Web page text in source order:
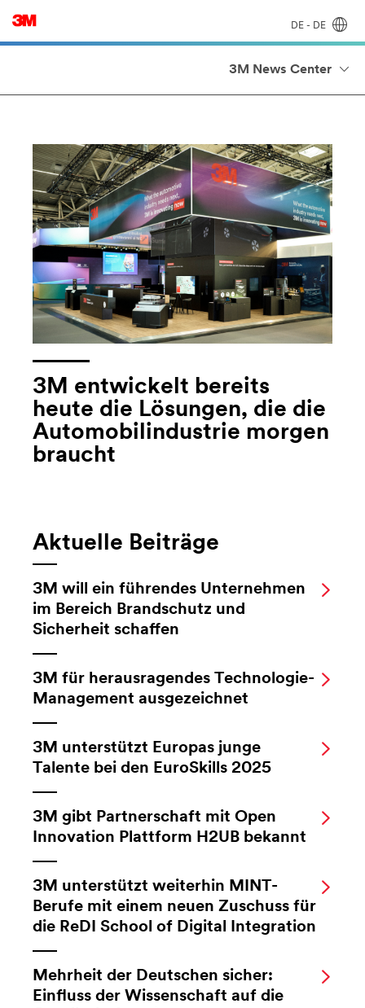
DE - DE
3M News Center
3M entwickelt bereits
heute die Lösungen, die die
Automobilindustrie morgen
braucht
Aktuelle Beiträge
3M will ein führendes Unternehmen
im Bereich Brandschutz und
Sicherheit schaffen
3M für herausragendes Technologie-
Management ausgezeichnet
3M unterstützt Europas junge
Talente bei den EuroSkills 2025
3M gibt Partnerschaft mit Open
Innovation Plattform H2UB bekannt
3M unterstützt weiterhin MINT-
Berufe mit einem neuen Zuschuss für
die ReDI School of Digital Integration
Mehrheit der Deutschen sicher:
Einfluss der Wissenschaft auf die